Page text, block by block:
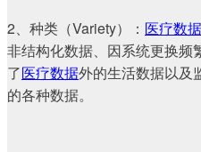
2、种类（Variety）： 医疗数据
非结构化数据、因系统更换频
了医疗数据外的生活数据以及
的各种数据。